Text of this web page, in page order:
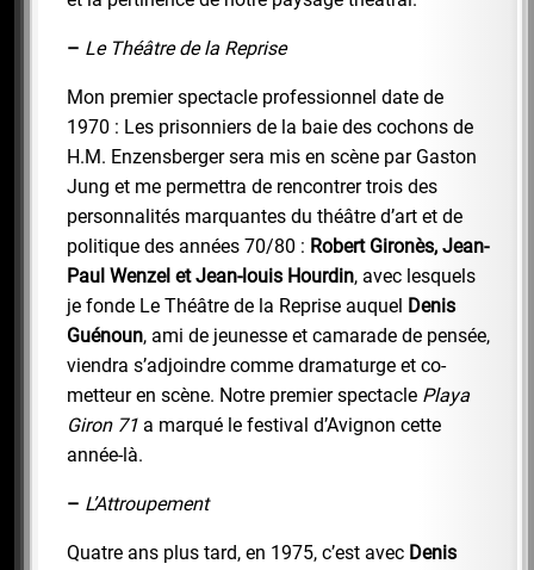
– Le Théâtre de la Reprise
Mon premier spectacle professionnel date de
1970 : Les prisonniers de la baie des cochons de
H.M. Enzensberger sera mis en scène par Gaston
Jung et me permettra de rencontrer trois des
personnalités marquantes du théâtre d’art et de
politique des années 70/80 : Robert Gironès, Jean-
Paul Wenzel et Jean-louis Hourdin, avec lesquels
je fonde Le Théâtre de la Reprise auquel Denis
Guénoun, ami de jeunesse et camarade de pensée,
viendra s’adjoindre comme dramaturge et co-
metteur en scène. Notre premier spectacle Playa
Giron 71 a marqué le festival d’Avignon cette
année-là.
– L’Attroupement
Quatre ans plus tard, en 1975, c’est avec Denis